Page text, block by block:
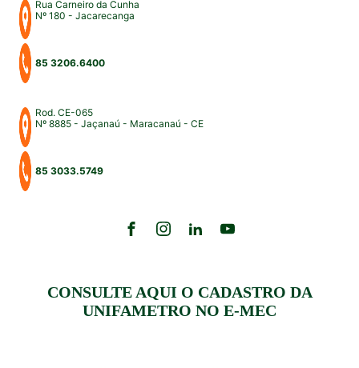
Rua Carneiro da Cunha
Nº 180 - Jacarecanga
85 3206.6400
Rod. CE-065
Nº 8885 - Jaçanaú - Maracanaú - CE
85 3033.5749
CONSULTE AQUI O CADASTRO DA
UNIFAMETRO NO E-MEC